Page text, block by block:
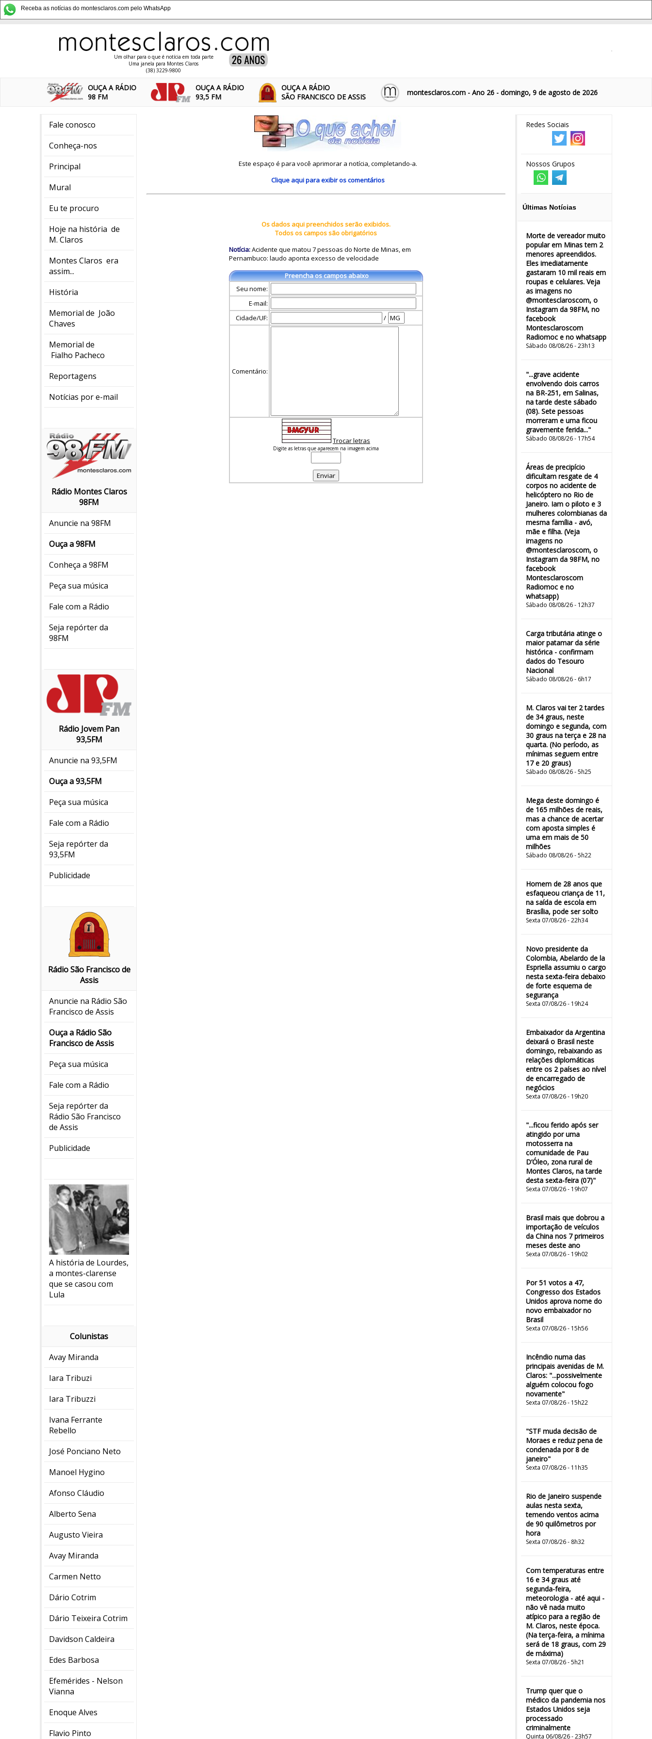
Receba as notícias do montesclaros.com pelo WhatsApp
Um olhar para o que é notícia em toda parte
Uma janela para Montes Claros
(38) 3229-9800
OUÇA A RÁDIO
98 FM
OUÇA A RÁDIO
93,5 FM
OUÇA A RÁDIO
SÃO FRANCISCO DE ASSIS
montesclaros.com - Ano 26 - domingo, 9 de agosto de 2026
Fale conosco
Conheça-nos
Principal
Mural
Eu te procuro
Hoje na história de
M. Claros
Montes Claros era
assim...
História
Memorial de João
Chaves
Memorial de
Fialho Pacheco
Reportagens
Notícias por e-mail
Rádio Montes Claros
98FM
Anuncie na 98FM
Ouça a 98FM
Conheça a 98FM
Peça sua música
Fale com a Rádio
Seja repórter da
98FM
Rádio Jovem Pan
93,5FM
Anuncie na 93,5FM
Ouça a 93,5FM
Peça sua música
Fale com a Rádio
Seja repórter da
93,5FM
Publicidade
Rádio São Francisco de
Assis
Anuncie na Rádio São
Francisco de Assis
Ouça a Rádio São
Francisco de Assis
Peça sua música
Fale com a Rádio
Seja repórter da
Rádio São Francisco
de Assis
Publicidade
A história de Lourdes,
a montes-clarense
que se casou com
Lula
Colunistas
Avay Miranda
Iara Tribuzi
Iara Tribuzzi
Ivana Ferrante
Rebello
José Ponciano Neto
Manoel Hygino
Afonso Cláudio
Alberto Sena
Augusto Vieira
Avay Miranda
Carmen Netto
Dário Cotrim
Dário Teixeira Cotrim
Davidson Caldeira
Edes Barbosa
Efemérides - Nelson
Vianna
Enoque Alves
Flavio Pinto
Redes Sociais
Nossos Grupos
Últimas Notícias
Morte de vereador muito
popular em Minas tem 2
menores apreendidos.
Eles imediatamente
gastaram 10 mil reais em
roupas e celulares. Veja
as imagens no
@montesclaroscom, o
Instagram da 98FM, no
facebook
Montesclaroscom
Radiomoc e no whatsapp
Sábado 08/08/26 - 23h13
"...grave acidente
envolvendo dois carros
na BR-251, em Salinas,
na tarde deste sábado
(08). Sete pessoas
morreram e uma ficou
gravemente ferida..."
Sábado 08/08/26 - 17h54
Áreas de precipício
dificultam resgate de 4
corpos no acidente de
helicóptero no Rio de
Janeiro. Iam o piloto e 3
mulheres colombianas da
mesma família - avó,
mãe e filha. (Veja
imagens no
@montesclaroscom, o
Instagram da 98FM, no
facebook
Montesclaroscom
Radiomoc e no
whatsapp)
Sábado 08/08/26 - 12h37
Carga tributária atinge o
maior patamar da série
histórica - confirmam
dados do Tesouro
Nacional
Sábado 08/08/26 - 6h17
M. Claros vai ter 2 tardes
de 34 graus, neste
domingo e segunda, com
30 graus na terça e 28 na
quarta. (No período, as
mínimas seguem entre
17 e 20 graus)
Sábado 08/08/26 - 5h25
Mega deste domingo é
de 165 milhões de reais,
mas a chance de acertar
com aposta simples é
uma em mais de 50
milhões
Sábado 08/08/26 - 5h22
Homem de 28 anos que
esfaqueou criança de 11,
na saída de escola em
Brasília, pode ser solto
Sexta 07/08/26 - 22h34
Novo presidente da
Colombia, Abelardo de la
Espriella assumiu o cargo
nesta sexta-feira debaixo
de forte esquema de
segurança
Sexta 07/08/26 - 19h24
Embaixador da Argentina
deixará o Brasil neste
domingo, rebaixando as
relações diplomáticas
entre os 2 países ao nível
de encarregado de
negócios
Sexta 07/08/26 - 19h20
"...ficou ferido após ser
atingido por uma
motosserra na
comunidade de Pau
D’Óleo, zona rural de
Montes Claros, na tarde
desta sexta-feira (07)"
Sexta 07/08/26 - 19h07
Brasil mais que dobrou a
importação de veículos
da China nos 7 primeiros
meses deste ano
Sexta 07/08/26 - 19h02
Por 51 votos a 47,
Congresso dos Estados
Unidos aprova nome do
novo embaixador no
Brasil
Sexta 07/08/26 - 15h56
Incêndio numa das
principais avenidas de M.
Claros: "...possivelmente
alguém colocou fogo
novamente"
Sexta 07/08/26 - 15h22
"STF muda decisão de
Moraes e reduz pena de
condenada por 8 de
janeiro"
Sexta 07/08/26 - 11h35
Rio de Janeiro suspende
aulas nesta sexta,
temendo ventos acima
de 90 quilômetros por
hora
Sexta 07/08/26 - 8h32
Com temperaturas entre
16 e 34 graus até
segunda-feira,
meteorologia - até aqui -
não vê nada muito
atípico para a região de
M. Claros, neste época.
(Na terça-feira, a mínima
será de 18 graus, com 29
de máxima)
Sexta 07/08/26 - 5h21
Trump quer que o
médico da pandemia nos
Estados Unidos seja
processado
criminalmente
Quinta 06/08/26 - 23h57
Este espaço é para você aprimorar a notícia, completando-a.
Clique aquipara exibir os comentários
Os dados aqui preenchidos serão exibidos.
Todos os campos são obrigatórios
Notícia:Acidente que matou 7 pessoas do Norte de Minas, em
Pernambuco: laudo aponta excesso de velocidade
Preencha os campos abaixo
Seu nome:
E-mail:
Cidade/UF:
/
Comentário:
Trocar letras
Digite as letras que aparecem na imagem acima